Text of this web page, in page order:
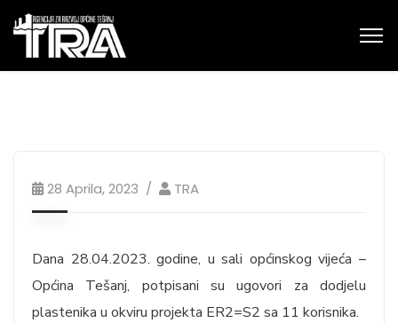
28 Aprila, 2023 TRA
Dana 28.04.2023. godine, u sali općinskog vijeća –
Općina Tešanj, potpisani su ugovori za dodjelu
plastenika u okviru projekta ER2=S2 sa 11 korisnika.